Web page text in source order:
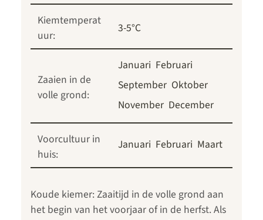
Kiemtemperat
uur:
3-5°C
Zaaien in de
volle grond:
Januari Februari
September Oktober
November December
Voorcultuur in
huis:
Januari Februari Maart
Koude kiemer: Zaaitijd in de volle grond aan
het begin van het voorjaar of in de herfst. Als